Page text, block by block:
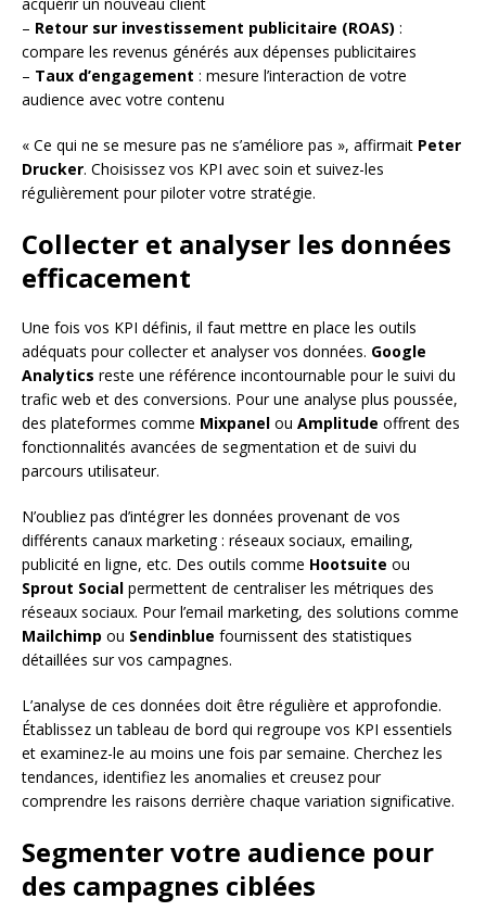
– Retour sur investissement publicitaire (ROAS) :
compare les revenus générés aux dépenses publicitaires
– Taux d’engagement : mesure l’interaction de votre
audience avec votre contenu
« Ce qui ne se mesure pas ne s’améliore pas », affirmait Peter
Drucker. Choisissez vos KPI avec soin et suivez-les
régulièrement pour piloter votre stratégie.
Collecter et analyser les données
efficacement
Une fois vos KPI définis, il faut mettre en place les outils
adéquats pour collecter et analyser vos données. Google
Analytics reste une référence incontournable pour le suivi du
trafic web et des conversions. Pour une analyse plus poussée,
des plateformes comme Mixpanel ou Amplitude offrent des
fonctionnalités avancées de segmentation et de suivi du
parcours utilisateur.
N’oubliez pas d’intégrer les données provenant de vos
différents canaux marketing : réseaux sociaux, emailing,
publicité en ligne, etc. Des outils comme Hootsuite ou
Sprout Social permettent de centraliser les métriques des
réseaux sociaux. Pour l’email marketing, des solutions comme
Mailchimp ou Sendinblue fournissent des statistiques
détaillées sur vos campagnes.
L’analyse de ces données doit être régulière et approfondie.
Établissez un tableau de bord qui regroupe vos KPI essentiels
et examinez-le au moins une fois par semaine. Cherchez les
tendances, identifiez les anomalies et creusez pour
comprendre les raisons derrière chaque variation significative.
Segmenter votre audience pour
des campagnes ciblées